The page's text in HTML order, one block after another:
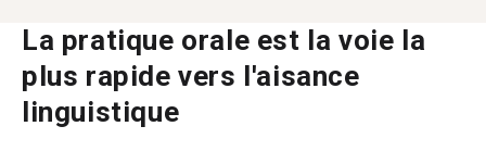
La pratique orale est la voie la
plus rapide vers l'aisance
linguistique